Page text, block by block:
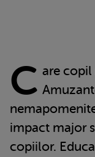
C are copil
impact major
copiilor.